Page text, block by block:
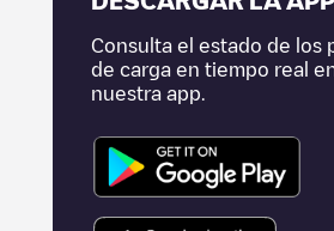
Consulta el estado de los
de carga en tiempo real
nuestra app.